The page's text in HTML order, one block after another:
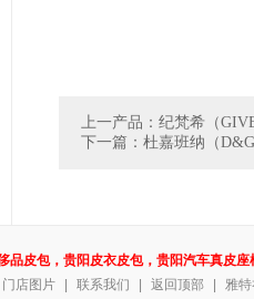
上一产品：纪梵希（
下一篇：杜嘉班纳（
品皮包，贵阳皮衣皮包，贵阳汽车真皮
门店图片 联系我们 返回顶部
雅